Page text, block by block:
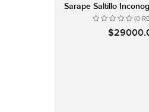
Sarape Saltillo
(0